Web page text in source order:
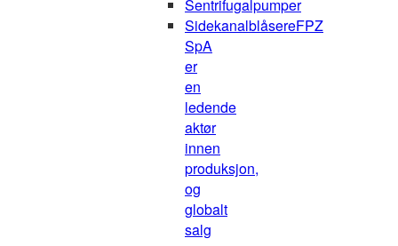
Sentrifugalpumper
SidekanalblåsereFPZ
SpA
er
en
ledende
aktør
innen
produksjon,
og
globalt
salg